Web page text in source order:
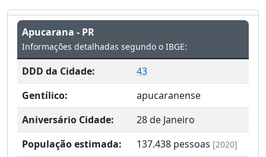
Apucarana - PR
Informações detalhadas segundo o IBGE:
DDD da Cidade:
43
Gentílico:
apucaranense
Aniversário Cidade:
28 de Janeiro
População estimada:
137.438 pessoas [2020]